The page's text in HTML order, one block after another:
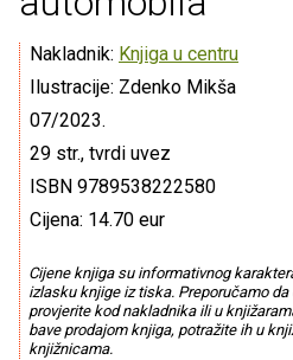
Nakladnik: Knjiga u centru
Ilustracije: Zdenko Mikša
07/2023.
29 str., tvrdi uvez
ISBN 9789538222580
Cijena: 14.70 eur
Cijene knjiga su informativnog
izlasku knjige iz tiska. Preporučamo
provjerite kod nakladnika ili u
bave prodajom knjiga, potražite ih u
knjižnicama.